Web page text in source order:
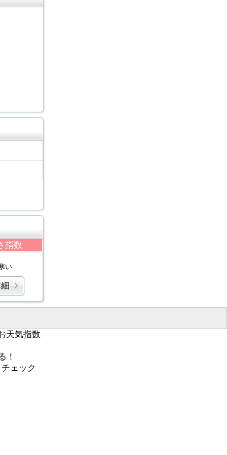
指数
い
天気指数
！
ェック